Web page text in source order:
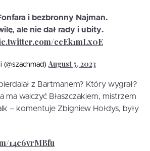
i bezbronny Najman.
ale nie dał rady i ubity.
ccEk1mLx0E
(@szachmad) August 5, 2023
z Bartmanem? Który wygrał?
ma walczyć Błaszczakiem, mistrzem
– komentuje Zbigniew Hołdys, były
14c6vrMBfu